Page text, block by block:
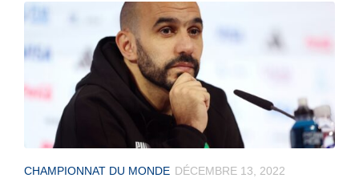
CHAMPIONNAT DU MONDE DÉCEMBRE 13, 2022